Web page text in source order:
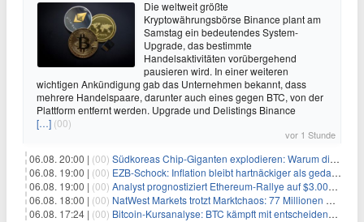
Die weltweit größte
Kryptowährungsbörse Binance plant am
Samstag ein bedeutendes System-
Upgrade, das bestimmte
Handelsaktivitäten vorübergehend
pausieren wird. In einer weiteren
wichtigen Ankündigung gab das Unternehmen bekannt, dass
mehrere Handelspaare, darunter auch eines gegen BTC, von der
Plattform entfernt werden. Upgrade und Delistings Binance
[…] (00)
vor 1 Stunde
06.08. 20:00 | (00) Südkoreas Chip-Giganten explodieren: Warum dieser Rekord-Tag die KI-Branche erschüttert
06.08. 19:00 | (00) EZB-Schock: Inflation bleibt hartnäckiger als gedacht – 2027 wird zum kritischen Test
06.08. 19:00 | (00) Analyst prognostiziert Ethereum-Rallye auf $3.000 nach entscheidendem On-Chain-Ausbruch
06.08. 18:00 | (00) NatWest Markets trotzt Marktchaos: 77 Millionen Pfund Gewinn im ersten Halbjahr
06.08. 17:24 | (00) Bitcoin-Kursanalyse: BTC kämpft mit entscheidender $65K-Hürde, während sich ein Liquidationscluster aufbaut